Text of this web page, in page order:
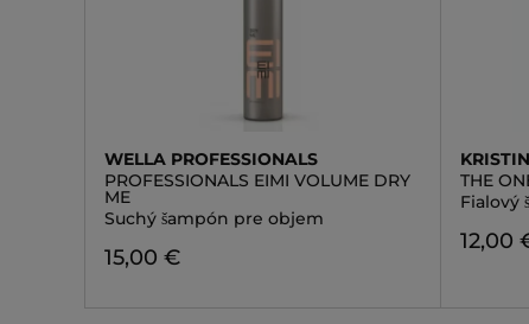
WELLA PROFESSIONALS
PROFESSIONALS EIMI VOLUME DRY
ME
Suchý šampón pre objem
15,00 €
THE
Fialový
12,00